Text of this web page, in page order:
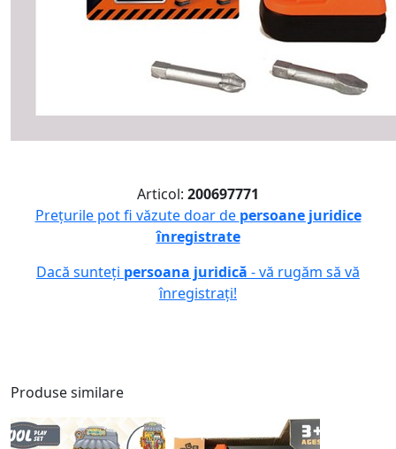
Articol: 200697771
Prețurile pot fi văzute doar de persoane juridice
înregistrate
Dacă sunteți persoana juridică - vă rugăm să vă
înregistrați!
Produse similare